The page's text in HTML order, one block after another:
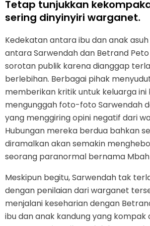
Tetap tunjukkan
sering dinyinyiri warganet.
Kedekatan antara ibu dan anak
antara Sarwendah dan Betrand
sorotan publik karena dianggap
berlebihan. Berbagai pihak
memberikan kritik untuk keluarga
mengunggah foto-foto Sarwendah
yang menggiring opini negatif dari
Hubungan mereka berdua bahkan
diramalkan akan semakin
seorang paranormal bernama Mbah
Meskipun begitu, Sarwendah tak
dengan penilaian dari warganet
menjalani keseharian dengan
ibu dan anak kandung yang kompak